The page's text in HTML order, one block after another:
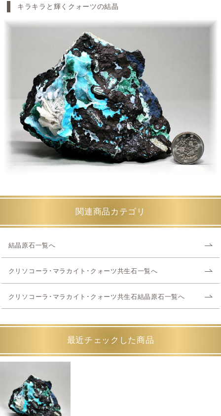
キラキラと輝くクォーツの結晶
関連商品カテゴリ
結晶原石一覧へ
クリソコーラ･マラカイト･クォーツ共生石一覧へ
クリソコーラ･マラカイト･クォーツ共生石結晶原石一覧へ
最近チェックした商品